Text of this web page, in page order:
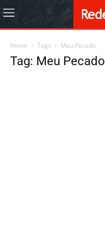
Home Tags Meu Pecado
Tag: Meu Pecado